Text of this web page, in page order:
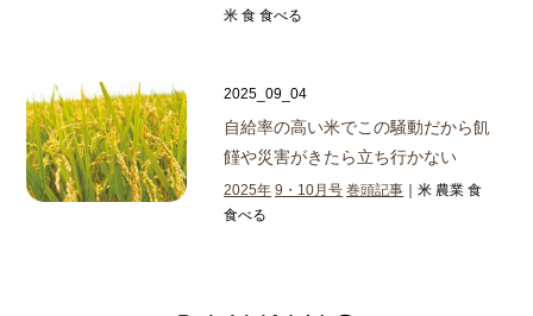
米 食 食べる
2025_09_04
自給率の高い米でこの騒動だから飢
饉や災害がきたら立ち行かない
2025年 9・10月号 巻頭記事 ｜米 農業 食
食べる